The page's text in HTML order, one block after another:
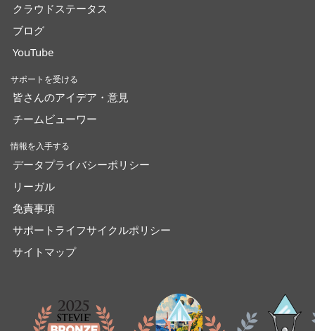
クラウドステータス
ブログ
YouTube
サポートを受ける
皆さんのアイデア・意見
チームビューワー
情報を入手する
データプライバシーポリシー
リーガル
免責事項
サポートライフサイクルポリシー
サイトマップ